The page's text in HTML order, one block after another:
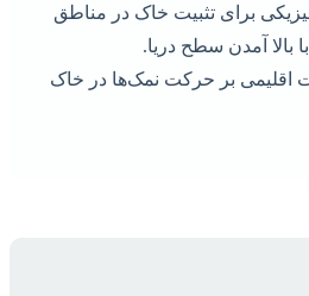
برای تثبیت خاک در مناطق
بالا آمدن سطح دریا.
اقلیمی بر حرکت نمک‌ها در خاک